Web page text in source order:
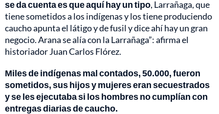
se da cuenta es que aquí hay un tipo, Larrañaga, que
tiene sometidos a los indígenas y los tiene produciendo
caucho apunta el látigo y de fusil y dice ahí hay un gran
negocio. Arana se alía con la Larrañaga”: afirma el
historiador Juan Carlos Flórez.
Miles de indígenas mal contados, 50.000, fueron
sometidos, sus hijos y mujeres eran secuestrados
y se les ejecutaba si los hombres no cumplían con
entregas diarias de caucho.